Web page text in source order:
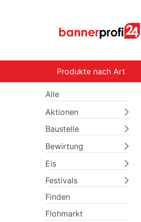
Produkte nach Art
Alle
Aktionen
Baustelle
Bewirtung
Eis
Festivals
Finden
Flohmarkt